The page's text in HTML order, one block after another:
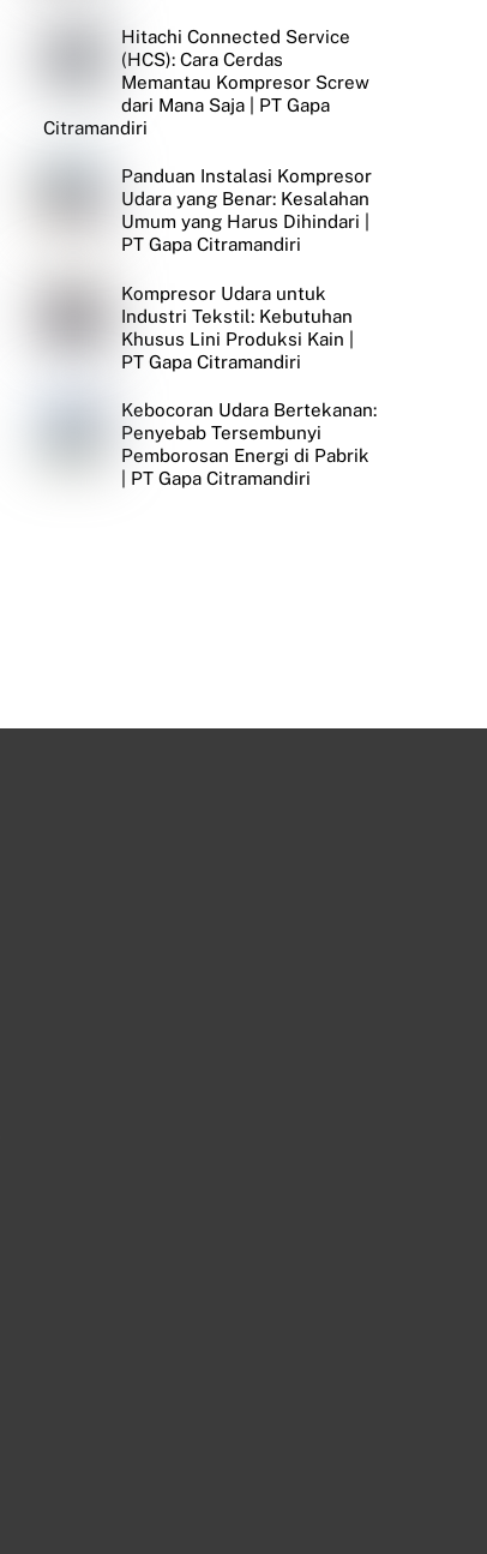
Hitachi Connected Service
(HCS): Cara Cerdas
Memantau Kompresor Screw
dari Mana Saja | PT Gapa
Citramandiri
Panduan Instalasi Kompresor
Udara yang Benar: Kesalahan
Umum yang Harus Dihindari |
PT Gapa Citramandiri
Kompresor Udara untuk
Industri Tekstil: Kebutuhan
Khusus Lini Produksi Kain |
PT Gapa Citramandiri
Kebocoran Udara Bertekanan:
Penyebab Tersembunyi
Pemborosan Energi di Pabrik
| PT Gapa Citramandiri